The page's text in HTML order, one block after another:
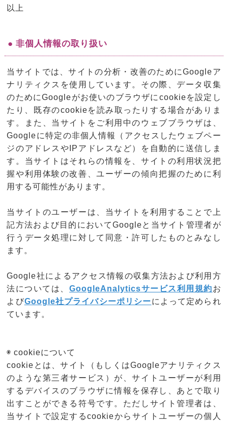
以上
● 非個人情報の取り扱い
当サイトでは、サイトの分析・改善のためにGoogleア
ナリティクスを使用しています。その際、データ収集
のためにGoogleがお使いのブラウザにcookieを設定し
たり、既存のcookieを読み取ったりする場合がありま
す。また、当サイトをご利用中のウェブブラウザは、
Googleに特定の非個人情報（アクセスしたウェブペー
ジのアドレスやIPアドレスなど）を自動的に送信しま
す。当サイトはそれらの情報を、サイトの利用状況把
握や利用体験の改善、ユーザーの傾向把握のために利
用する可能性があります。
当サイトのユーザーは、当サイトを利用することで上
記方法および目的においてGoogleと当サイト管理者が
行うデータ処理に対して同意・許可したものとみなし
ます。
Google社によるアクセス情報の収集方法および利用方
法については、 GoogleAnalyticsサービス利用規約お
よびGoogle社プライバシーポリシーによって定められ
ています。
◉ cookieについて
cookieとは、サイト（もしくはGoogleアナリティクス
のような第三者サービス）が、サイトユーザーが利用
するデバイスのブラウザに情報を保存し、あとで取り
出すことができる符号です。ただしサイト管理者は、
当サイトで設定するcookieからサイトユーザーの個人